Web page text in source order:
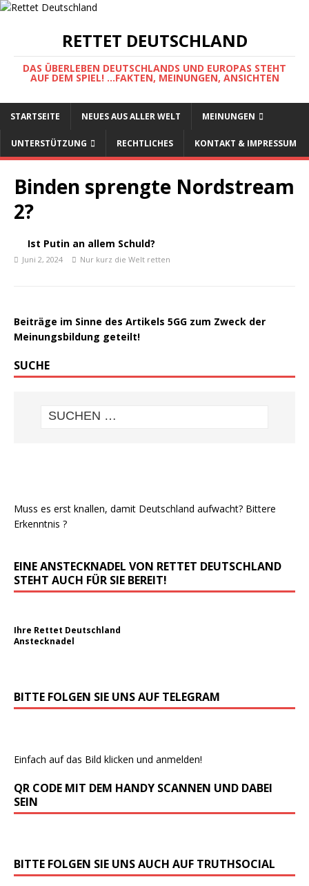
RETTET DEUTSCHLAND
DAS ÜBERLEBEN DEUTSCHLANDS UND EUROPAS STEHT
AUF DEM SPIEL! ...FAKTEN, MEINUNGEN, ANSICHTEN
STARTSEITE NEUES AUS ALLER WELT MEINUNGEN
UNTERSTÜTZUNG RECHTLICHES KONTAKT & IMPRESSUM
Binden sprengte Nordstream
2?
Ist Putin an allem Schuld?
Juni 2, 2024 Nur kurz die Welt retten
Beiträge im Sinne des Artikels 5GG zum Zweck der
Meinungsbildung geteilt!
SUCHE
Muss es erst knallen, damit Deutschland aufwacht? Bittere
Erkenntnis ?
EINE ANSTECKNADEL VON RETTET DEUTSCHLAND
STEHT AUCH FÜR SIE BEREIT!
Ihre Rettet Deutschland
Anstecknadel
BITTE FOLGEN SIE UNS AUF TELEGRAM
Einfach auf das Bild klicken und anmelden!
QR CODE MIT DEM HANDY SCANNEN UND DABEI
SEIN
BITTE FOLGEN SIE UNS AUCH AUF TRUTHSOCIAL